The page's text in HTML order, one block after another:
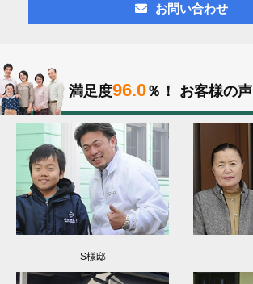
お問い合わせ
満足度96.0％！ お客様の声
S様邸